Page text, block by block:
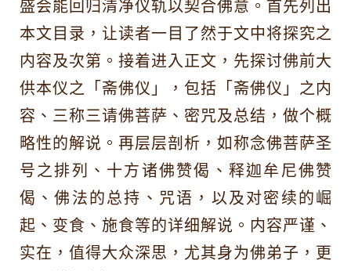
盛会能回归清净仪轨以契合佛意。首先列出
本文目录，让读者一目了然于文中将探究之
内容及次第。接着进入正文，先探讨佛前大
供本仪之「斋佛仪」，包括「斋佛仪」之内
容、三称三请佛菩萨、密咒及总结，做个概
略性的解说。再层层剖析，如称念佛菩萨圣
号之排列、十方诸佛赞偈、释迦牟尼佛赞
偈、佛法的总持、咒语，以及对密续的崛
起、变食、施食等的详细解说。内容严谨、
实在，值得大众深思，尤其身为佛弟子，更